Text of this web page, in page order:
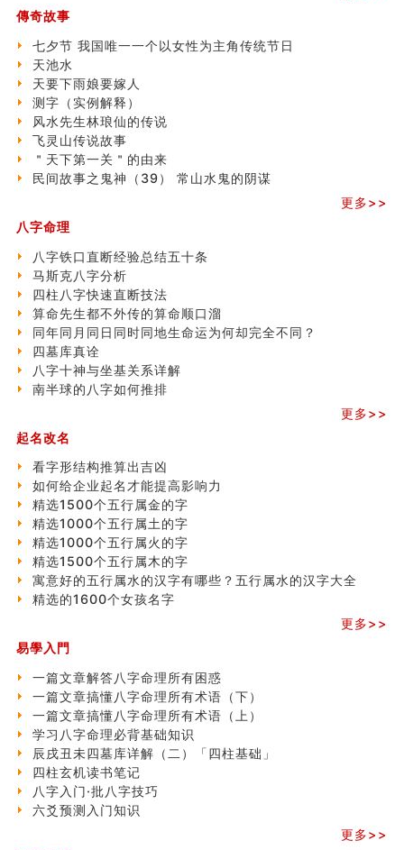
额相与命运
从痣看相
姓名陰陽配置的凶吉
六爻測住宅風水 (四)
玄空本义 (五)
财务办公室风水布局
精选1500个五行属木的字
玄空本义 (四)
八字算命：女命八字里日坐伤官克夫？
订婚就是定结婚日子吗
清朝慈禧太后命造 (名人八字淺析七）
玄空本义 (三)
飞灵山传说故事
命理解说：想请问什么时候能够遇到姻缘结婚？
商舖選址的風水講究 (下)
吉凶神跳上大运时的断法【四柱技巧】
家居常見風水形煞及化解方法 (一)
刘燮鈞讲人相 手纹与命运(一)
玄空本义 (二)
大門風水五大禁忌！大門風水擺設？門中門風水解方？
寓意好的五行属水的汉字有哪些？五行属水的汉字大全
傳奇故事
七夕节 我国唯一一个以女性为主角传统节日
天池水
天要下雨娘要嫁人
测字（实例解释）
风水先生林琅仙的传说
飞灵山传说故事
＂天下第一关＂的由来
民间故事之鬼神（39） 常山水鬼的阴谋
更多>>
八字命理
八字铁口直断经验总结五十条
马斯克八字分析
四柱八字快速直断技法
算命先生都不外传的算命顺口溜
同年同月同日同时同地生命运为何却完全不同？
四墓库真诠
八字十神与坐基关系详解
南半球的八字如何推排
更多>>
起名改名
看字形结构推算出吉凶
如何给企业起名才能提高影响力
精选1500个五行属金的字
精选1000个五行属土的字
精选1000个五行属火的字
精选1500个五行属木的字
寓意好的五行属水的汉字有哪些？五行属水的汉字大全
精选的1600个女孩名字
更多>>
易學入門
一篇文章解答八字命理所有困惑
一篇文章搞懂八字命理所有术语（下）
一篇文章搞懂八字命理所有术语（上）
学习八字命理必背基础知识
辰戌丑未四墓库详解（二）「四柱基础」
四柱玄机读书笔记
八字入门·批八字技巧
六爻预测入门知识
更多>>